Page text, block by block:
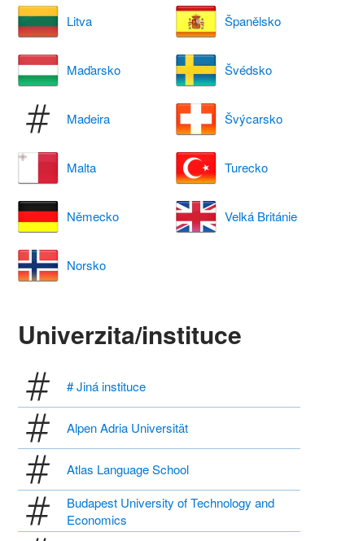
Litva
Maďarsko
Madeira
Malta
Německo
Norsko
Španělsko
Švédsko
Švýcarsko
Turecko
Velká Británie
Univerzita/instituce
# Jiná instituce
Alpen Adria Universität
Atlas Language School
Budapest University of Technology and
Economics